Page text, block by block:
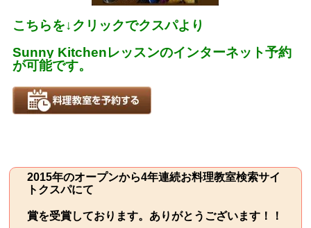
こちらを↓クリックでクスパより
Sunny Kitchenレッスンのインターネット予約
が可能です。
2015年のオープンから4年連続お料理教室検索サイ
トクスパにて
賞を受賞しております。ありがとうございます！！